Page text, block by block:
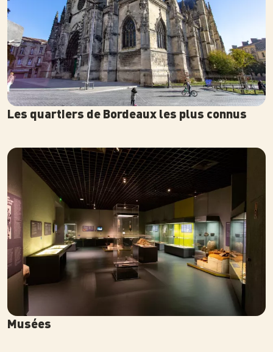
Les quartiers de Bordeaux les plus connus
Musées
Photo